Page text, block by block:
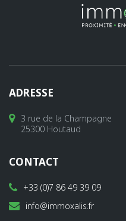
ADRESSE
3 rue de la Champagne
25300 Houtaud
CONTACT
+33 (0)7 86 49 39 09
info@immoxalis.fr